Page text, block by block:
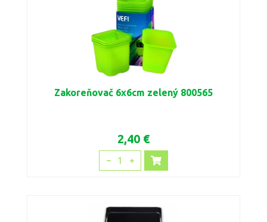
Zakoreňovač 6x6cm zelený 800565
2,40 €
1